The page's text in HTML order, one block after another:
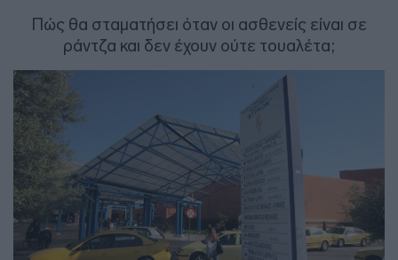
Πώς θα σταματήσει όταν οι ασθενείς είναι σε
ράντζα και δεν έχουν ούτε τουαλέτα;